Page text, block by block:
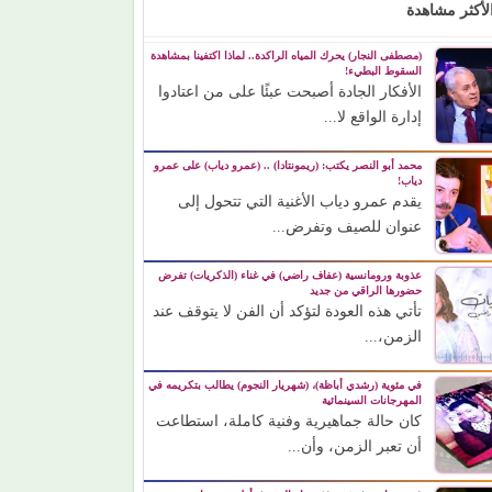
مشاهدة
(مصطفى النجار) يحرك المياه الراكدة.. لماذا اكتفينا بمشاهدة
السقوط البطيء!
الأفكار الجادة أصبحت عبئًا على من اعتادوا
إدارة الواقع لا...
محمد أبو النصر يكتب: (ريمونتادا) .. (عمرو دياب) على عمرو
دياب!
يقدم عمرو دياب الأغنية التي تتحول إلى
عنوان للصيف وتفرض...
عذوبة ورومانسية (عفاف راضي) في غناء (الذكريات) تفرض
حضورها الراقي من جديد
تأتي هذه العودة لتؤكد أن الفن لا يتوقف عند
الزمن،...
في مئوية (رشدي أباظة)، (شهريار النجوم) يطالب بتكريمه في
المهرجانات السينمائية
كان حالة جماهيرية وفنية كاملة، استطاعت
أن تعبر الزمن، وأن...